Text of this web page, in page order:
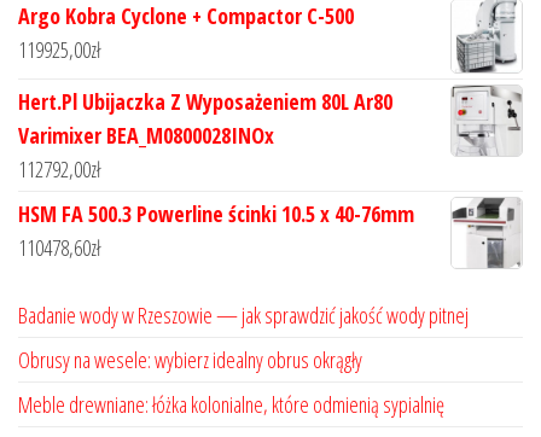
Argo Kobra Cyclone + Compactor C-500
119925,00zł
Hert.Pl Ubijaczka Z Wyposażeniem 80L Ar80
Varimixer BEA_M0800028INOx
112792,00zł
HSM FA 500.3 Powerline ścinki 10.5 x 40-76mm
110478,60zł
Badanie wody w Rzeszowie — jak sprawdzić jakość wody pitnej
Obrusy na wesele: wybierz idealny obrus okrągły
Meble drewniane: łóżka kolonialne, które odmienią sypialnię